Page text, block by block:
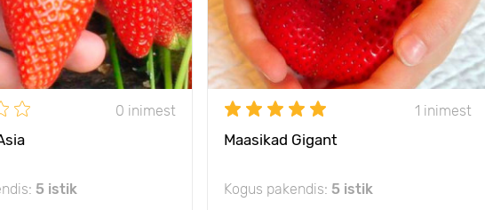
0 inimest
5 istik
1 inimest
Maasikad Gigant
Kogus pakendis: 5 istik